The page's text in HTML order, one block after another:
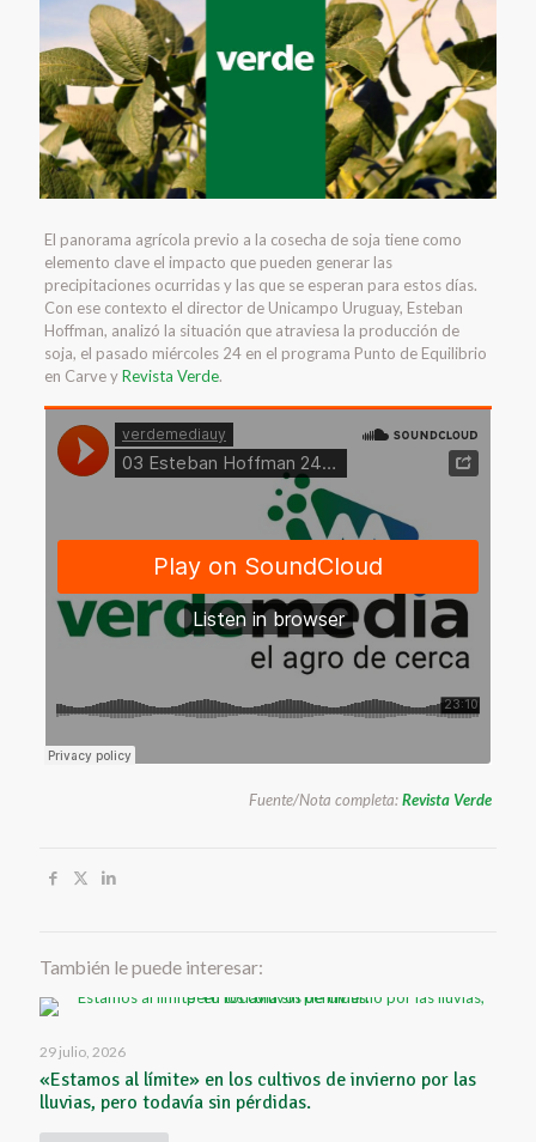
El panorama agrícola previo a la cosecha de soja tiene como
elemento clave el impacto que pueden generar las
precipitaciones ocurridas y las que se esperan para estos días.
Con ese contexto el director de Unicampo Uruguay, Esteban
Hoffman, analizó la situación que atraviesa la producción de
soja, el pasado miércoles 24 en el programa Punto de Equilibrio
en Carve yRevista Verde.
Fuente/Nota completa:Revista Verde
También le puede interesar:
29 julio, 2026
«Estamos al límite» en los cultivos de invierno por las
lluvias, pero todavía sin pérdidas.